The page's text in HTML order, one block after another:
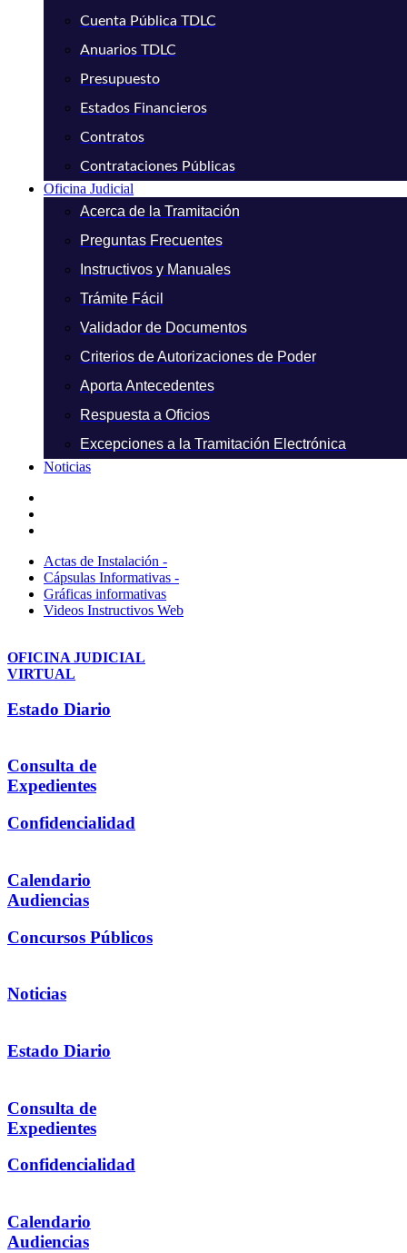
Cuenta Pública TDLC
Anuarios TDLC
Presupuesto
Estados Financieros
Contratos
Contrataciones Públicas
Oficina Judicial
Acerca de la Tramitación
Preguntas Frecuentes
Instructivos y Manuales
Trámite Fácil
Validador de Documentos
Criterios de Autorizaciones de Poder
Aporta Antecedentes
Respuesta a Oficios
Excepciones a la Tramitación Electrónica
Noticias
Actas de Instalación -
Cápsulas Informativas -
Gráficas informativas
Videos Instructivos Web
OFICINA JUDICIAL
VIRTUAL
Estado Diario
Consulta de
Expedientes
Confidencialidad
Calendario
Audiencias
Concursos Públicos
Noticias
Estado Diario
Consulta de
Expedientes
Confidencialidad
Calendario
Audiencias